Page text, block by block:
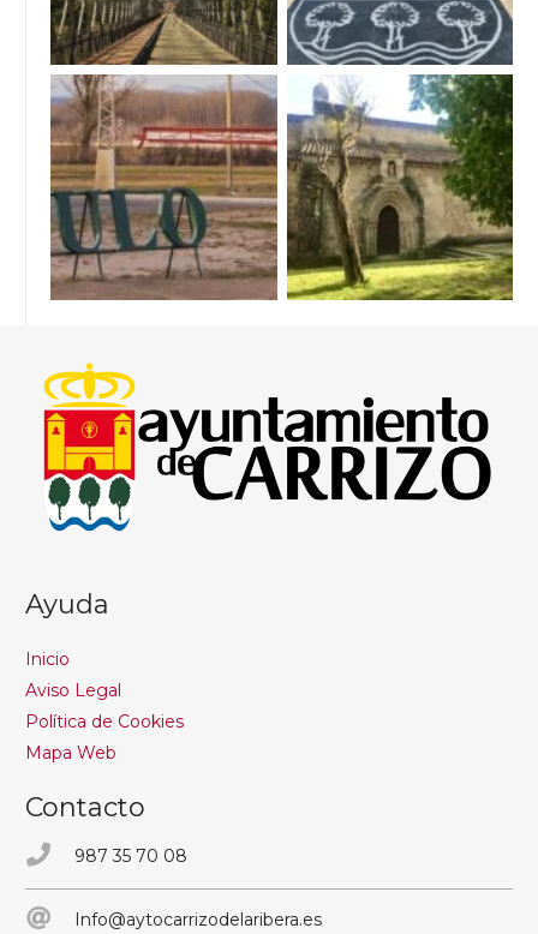
Ayuda
Inicio
Aviso Legal
Política de Cookies
Mapa Web
Contacto
987 35 70 08
Info@aytocarrizodelaribera.es